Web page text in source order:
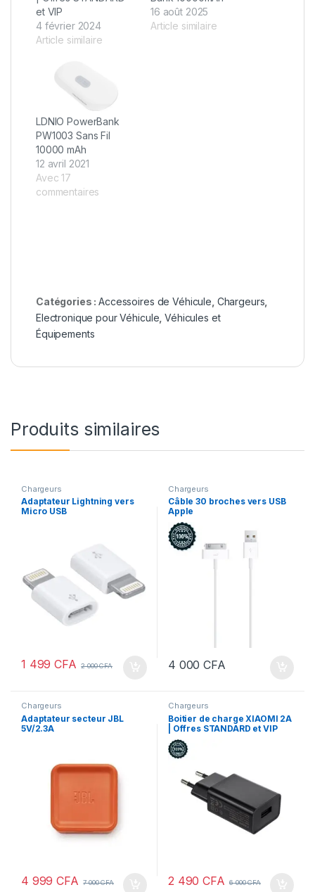
et VIP
4 février 2024
Article similaire
16 août 2025
Article similaire
LDNIO PowerBank
PW1003 Sans Fil
10000 mAh
12 avril 2021
Avec 17
commentaires
Catégories :Accessoires de Véhicule Chargeurs
Electronique pour Véhicule ,Véhicules et
Équipements
Produits similaires
Chargeurs
Adaptateur Lightning vers
Micro USB
1 499CFA 2 000CFA
Chargeurs
Câble 30 broches vers USB
Apple
4 000CFA
Chargeurs
Adaptateur secteur JBL
5V/2.3A
4 999CFA 7 000CFA
Chargeurs
Boitier de charge XIAOMI 2A
| Offres STANDARD et VIP
2 490CFA 6 000CFA